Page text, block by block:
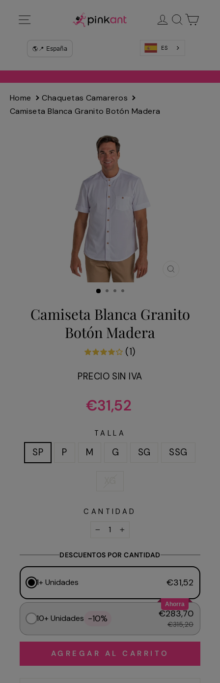
directamente
Ingresar
Buscar
ES
Home
Chaquetas Camareros
Camiseta Blanca Granito Botón Madera
Camiseta Blanca Granito
Botón Madera
(1)
PRECIO SIN IVA
Precio
habitual
€31,52
TALLA
SP P M G SG SSG
CANTIDAD
DESCUENTOS POR CANTIDAD
1+ Unidades €31,52
Ahorra
10+ Unidades -10% €283,70
€315,20
AGREGAR AL CARRITO